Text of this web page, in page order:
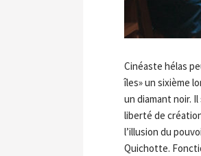
Cinéaste hélas
îles» un sixième
un diamant noir.
liberté de
l’illusion du
Quichotte.